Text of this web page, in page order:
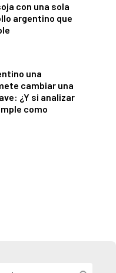
con una sola
argentino que
una
cambiar una
¿Y si analizar
como